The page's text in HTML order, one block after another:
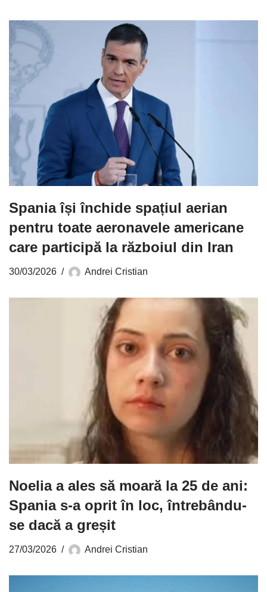
Spania își închide spațiul aerian
pentru toate aeronavele americane
care participă la războiul din Iran
30/03/2026 Andrei Cristian
Noelia a ales să moară la 25 de ani:
Spania s-a oprit în loc, întrebându-
se dacă a greșit
27/03/2026 Andrei Cristian